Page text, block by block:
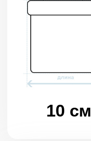
10 см